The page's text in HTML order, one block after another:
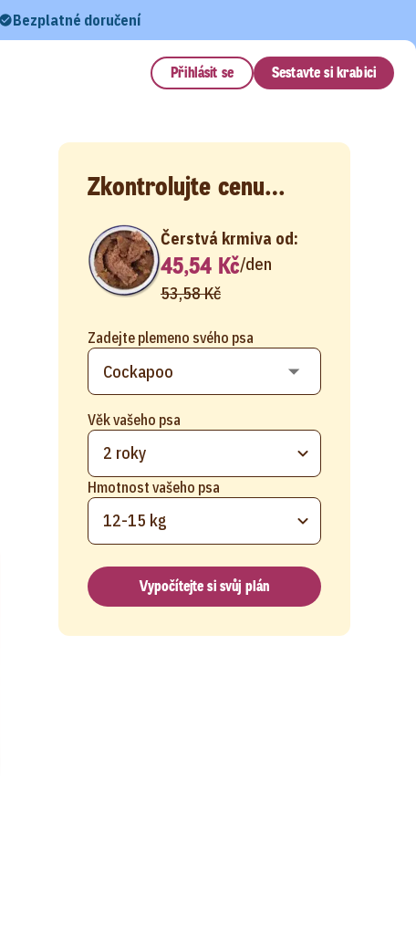
Bezplatné doručení
Přihlásit se Sestavte si krabici
Zkontrolujte cenu…
Zadejte plemeno svého psa
Věk vašeho psa
2 roky
Hmotnost vašeho psa
12-15 kg
Čerstvá krmiva od:
45,54 Kč/den
53,58 Kč
Vypočítejte si svůj plán